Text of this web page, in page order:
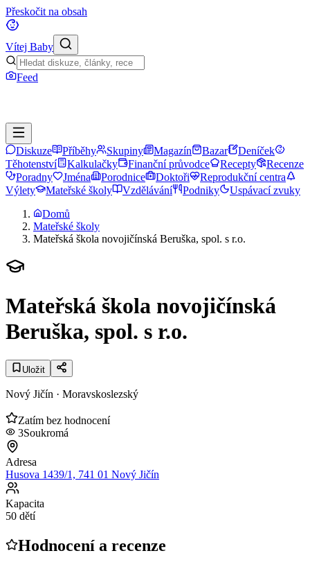
Přeskočit na obsah
Vítej Baby
Feed
Diskuze Příběhy Skupiny Magazín Bazar
Deníček
Těhotenství
Kalkulačky Finanční průvodce Recepty
Recenze
Poradny
Jména Porodnice Doktoři
Reprodukční centra
Výlety
Mateřské školy Vzdělávání Podniky
Uspávací zvuky
Domů
Mateřské školy
Mateřská škola novojičínská Beruška, spol. s r.o.
Mateřská škola novojičínská
Beruška, spol. s r.o.
Uložit
Nový Jičín · Moravskoslezský
Zatím bez hodnocení
3Soukromá
Adresa
Husova 1439/1, 741 01 Nový Jičín
Kapacita
50 dětí
Hodnocení a recenze